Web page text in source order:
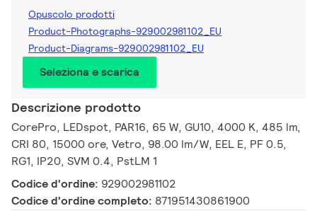
Opuscolo prodotti
Product-Photographs-929002981102_EU
Product-Diagrams-929002981102_EU
Seleziona e scarica
Descrizione prodotto
CorePro, LEDspot, PAR16, 65 W, GU10, 4000 K, 485 lm,
CRI 80, 15000 ore, Vetro, 98.00 lm/W, EEL E, PF 0.5,
RG1, IP20, SVM 0.4, PstLM 1
Codice d'ordine: 929002981102
Codice d'ordine completo: 871951430861900